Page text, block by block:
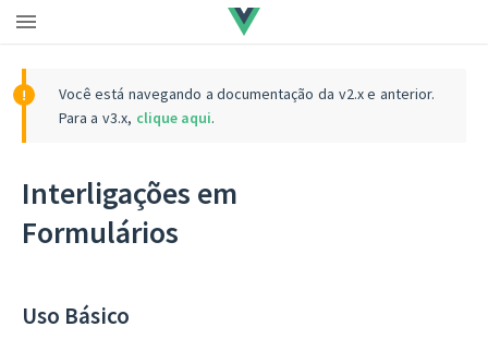
Você está navegando a documentação da v2.x e anterior.
Para a v3.x, clique aqui.
Interligações em
Formulários
Uso Básico